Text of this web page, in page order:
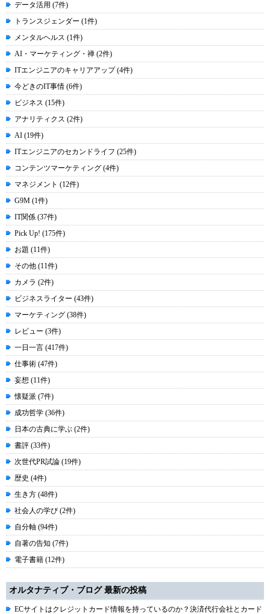
データ活用 (7件)
トランスジェンダー (1件)
メンタルヘルス (1件)
AI・マーケティング・禅 (2件)
ITエンジニアのキャリアアップ (4件)
今どきのIT事情 (6件)
ビジネス (15件)
アナリティクス (2件)
AI (19件)
ITエンジニアのセカンドライフ (25件)
コンテンツマーケティング (4件)
マネジメント (12件)
G9M (1件)
IT関係 (37件)
Pick Up! (175件)
お題 (11件)
その他 (11件)
カメラ (2件)
ビジネスライター (43件)
マーケティング (38件)
レビュー (3件)
一日一言 (417件)
仕事術 (47件)
妄想 (11件)
懐疑派 (7件)
成功哲学 (36件)
日本の古典に学ぶ (2件)
書評 (33件)
次世代PR試論 (19件)
歴史 (4件)
生き方 (48件)
社会人の学び (2件)
自分軸 (94件)
自著の告知 (7件)
電子書籍 (12件)
オルタナティブ・ブログ 最新の投稿
ECサイトはクレジットカード情報を持っているのか？決済代行会社とカード